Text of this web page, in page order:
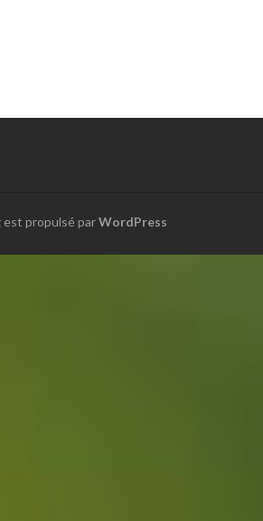
est propulsé parWordPress